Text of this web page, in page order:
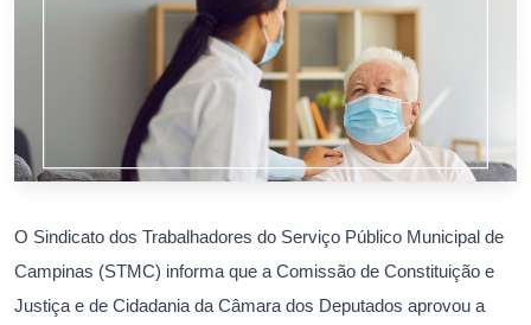
O Sindicato dos Trabalhadores do Serviço Público Municipal de
Campinas (STMC) informa que a Comissão de Constituição e
Justiça e de Cidadania da Câmara dos Deputados aprovou a